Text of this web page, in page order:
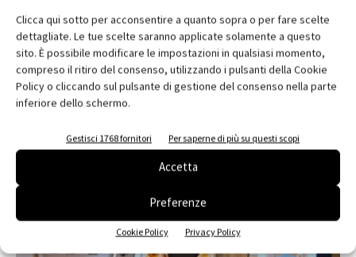
Clicca qui sotto per acconsentire a quanto sopra o per fare scelte
dettagliate. Le tue scelte saranno applicate solamente a questo
sito. È possibile modificare le impostazioni in qualsiasi momento,
compreso il ritiro del consenso, utilizzando i pulsanti della Cookie
Policy o cliccando sul pulsante di gestione del consenso nella parte
inferiore dello schermo.
Gestisci 1768 fornitori Per saperne di più su questi scopi
Accetta
Preferenze
Cookie Policy Privacy Policy
Edicola web
Iscriviti alla newsletter
EVENTI